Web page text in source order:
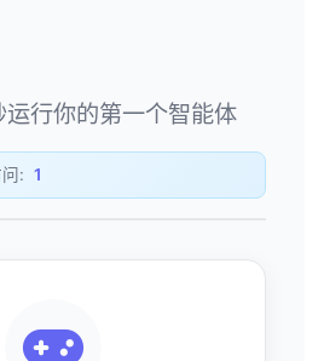
行你的第一个智能体
: 1